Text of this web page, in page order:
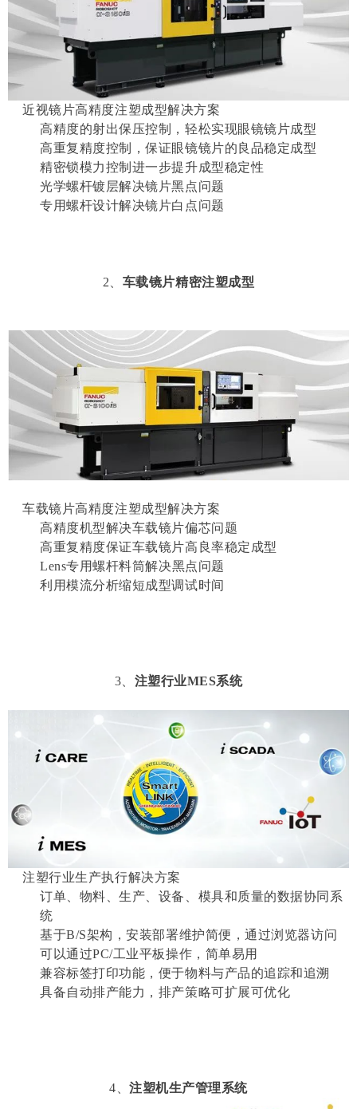
近视镜片高精度注塑成型解决方案
高精度的射出保压控制，轻松实现眼镜镜片成型
高重复精度控制，保证眼镜镜片的良品稳定成型
精密锁模力控制进一步提升成型稳定性
光学螺杆镀层解决镜片黑点问题
专用螺杆设计解决镜片白点问题
2、 车载镜片精密注塑成型
车载镜片高精度注塑成型解决方案
高精度机型解决车载镜片偏芯问题
高重复精度保证车载镜片高良率稳定成型
Lens专用螺杆料筒解决黑点问题
利用模流分析缩短成型调试时间
3、 注塑行业MES系统
注塑行业生产执行解决方案
订单、物料、生产、设备、模具和质量的数据协同系
统
基于B/S架构，安装部署维护简便，通过浏览器访问
可以通过PC/工业平板操作，简单易用
兼容标签打印功能，便于物料与产品的追踪和追溯
具备自动排产能力，排产策略可扩展可优化
4、注塑机生产管理系统